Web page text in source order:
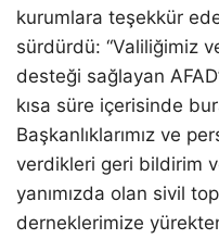
kurumlara teşekkür
sürdürdü: “Valiliğimiz
desteği sağlayan
kısa süre içerisinde
Başkanlıklarımız ve
verdikleri geri bildirim
yanımızda olan sivil
derneklerimize